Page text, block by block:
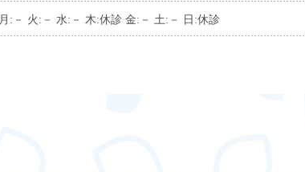
月:－ 火:－ 水:－ 木:休診 金:－ 土:－ 日:休診